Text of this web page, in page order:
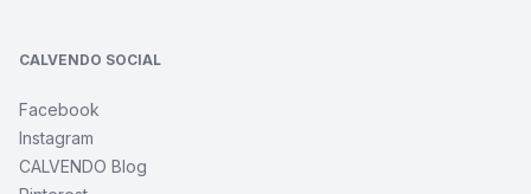
CALVENDO SOCIAL
Facebook
Instagram
CALVENDO Blog